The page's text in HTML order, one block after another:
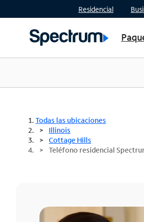
Residencial
Todas las ubicaciones
Illinois
Cottage Hills
Teléfono residencial